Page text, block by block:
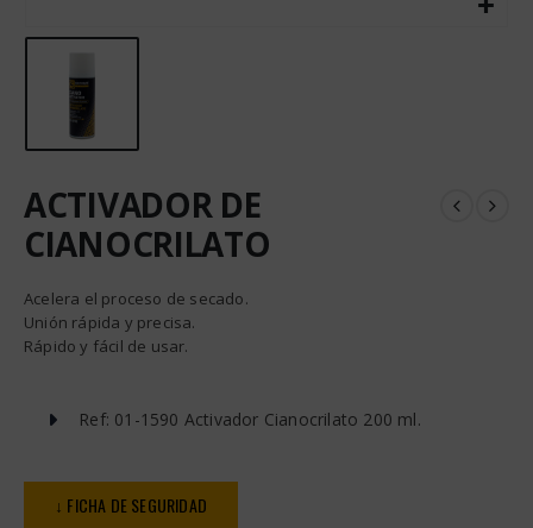
ACTIVADOR DE
CIANOCRILATO
Acelera el proceso de secado.
Unión rápida y precisa.
Rápido y fácil de usar.
Ref: 01-1590 Activador Cianocrilato 200 ml.
↓ FICHA DE SEGURIDAD